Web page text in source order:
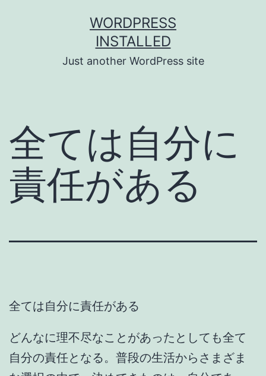
WORDPRESS
INSTALLED
Just another WordPress site
全ては自分に
責任がある
全ては自分に責任がある
どんなに理不尽なことがあったとしても全て
自分の責任となる。普段の生活からさまざま